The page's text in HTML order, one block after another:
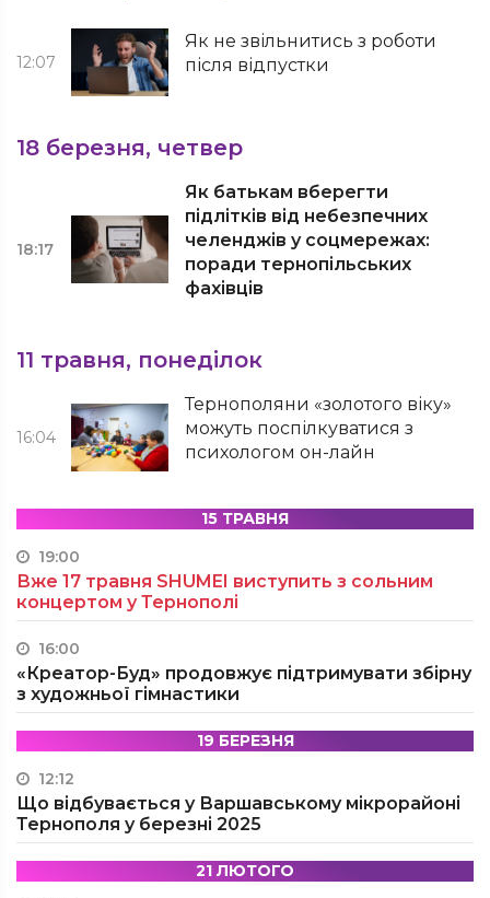
12:07
Як не звільнитись з роботи
після відпустки
18 березня, четвер
18:17
Як батькам вберегти
підлітків від небезпечних
челенджів у соцмережах:
поради тернопільських
фахівців
11 травня, понеділок
16:04
Тернополяни «золотого віку»
можуть поспілкуватися з
психологом он-лайн
15 ТРАВНЯ
19:00
Вже 17 травня SHUMEI виступить з сольним
концертом у Тернополі
16:00
«Креатор-Буд» продовжує підтримувати збірну
з художньої гімнастики
19 БЕРЕЗНЯ
12:12
Що відбувається у Варшавському мікрорайоні
Тернополя у березні 2025
21 ЛЮТОГО